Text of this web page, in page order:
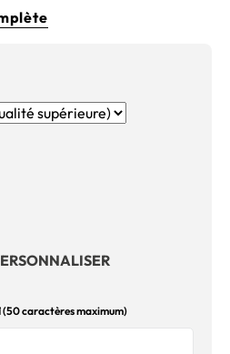
(50 caractères maximum)